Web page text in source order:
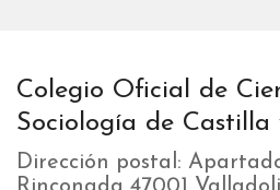
Colegio Oficial de
Sociología de Castilla
Dirección postal: